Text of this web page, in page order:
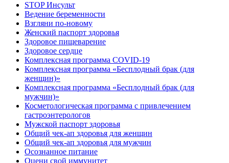
STOP Инсульт
Ведение беременности
Взгляни по-новому
Женский паспорт здоровья
Здоровое пищеварение
Здоровое сердце
Комплексная программа COVID-19
Комплексная программа «Бесплодный брак (для
женщин)»
Комплексная программа «Бесплодный брак (для
мужчин)»
Косметологическая программа с привлечением
гастроэнтерологов
Мужской паспорт здоровья
Общий чек-ап здоровья для женщин
Общий чек-ап здоровья для мужчин
Осознанное питание
Оцени свой иммунитет